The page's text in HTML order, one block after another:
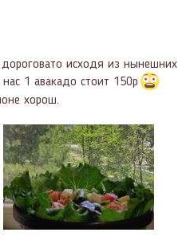
исходя из нынешних
1 авакадо стоит 150р
хорош.